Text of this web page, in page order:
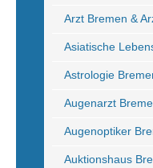
Arzt Bremen &
Asiatische
Astrologie
Augenarzt
Augenoptiker
Auktionshaus